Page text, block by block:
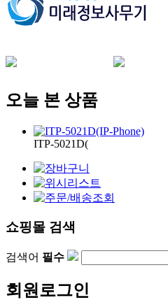
오늘 본 상품
ITP-5021D(
쇼핑몰 검색
검색어 필수
회원로그인